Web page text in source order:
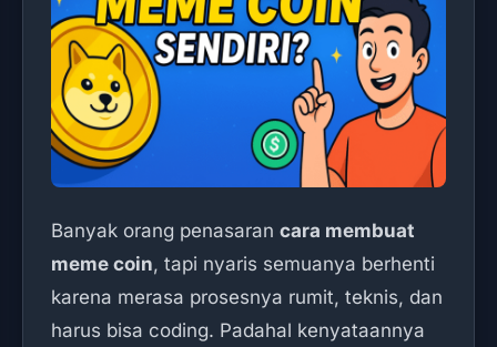
Banyak orang penasaran cara membuat
meme coin, tapi nyaris semuanya berhenti
karena merasa prosesnya rumit, teknis, dan
harus bisa coding. Padahal kenyataannya